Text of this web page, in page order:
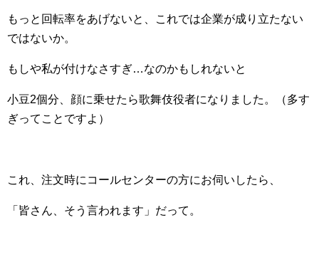
もっと回転率をあげないと、これでは企業が成り立たない
ではないか。
もしや私が付けなさすぎ…なのかもしれないと
小豆2個分、顔に乗せたら歌舞伎役者になりました。（多す
ぎってことですよ）
これ、注文時にコールセンターの方にお伺いしたら、
「皆さん、そう言われます」だって。